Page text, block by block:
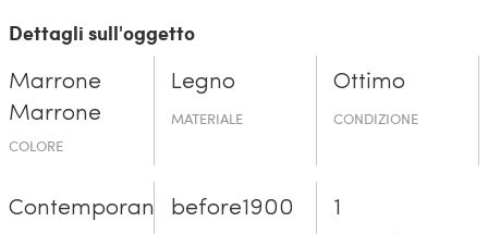
Dettagli sull'oggetto
Marrone
Marrone
COLORE
Legno
MATERIALE
Ottimo
CONDIZIONE
Contemporaneobefore19­00 1